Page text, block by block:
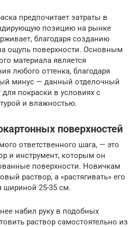
предпочитает затраты в
позицию на рынке
благодаря созданию
ощупь поверхности. Основным
материала является
любого оттенка, благодаря
минус — данный отделочный
покраски в условиях с
и влажностью.
поверхностей
ответственного шага, — это
и инструмент, которым он
поверхности. Новичкам
раствор, а «растягивать» его
25-35 см.
набил руку в подобных
раствор самостоятельно из